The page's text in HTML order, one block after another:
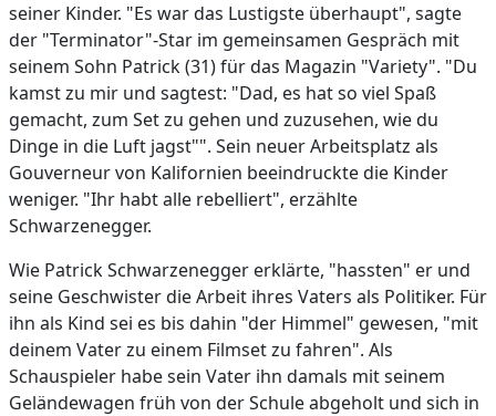
seiner Kinder. "Es war das Lustigste überhaupt", sagte
der "Terminator"-Star im gemeinsamen Gespräch mit
seinem Sohn Patrick (31) für das Magazin "Variety". "Du
kamst zu mir und sagtest: "Dad, es hat so viel Spaß
gemacht, zum Set zu gehen und zuzusehen, wie du
Dinge in die Luft jagst"". Sein neuer Arbeitsplatz als
Gouverneur von Kalifornien beeindruckte die Kinder
weniger. "Ihr habt alle rebelliert", erzählte
Schwarzenegger.
Wie Patrick Schwarzenegger erklärte, "hassten" er und
seine Geschwister die Arbeit ihres Vaters als Politiker. Für
ihn als Kind sei es bis dahin "der Himmel" gewesen, "mit
deinem Vater zu einem Filmset zu fahren". Als
Schauspieler habe sein Vater ihn damals mit seinem
Geländewagen früh von der Schule abgeholt und sich in